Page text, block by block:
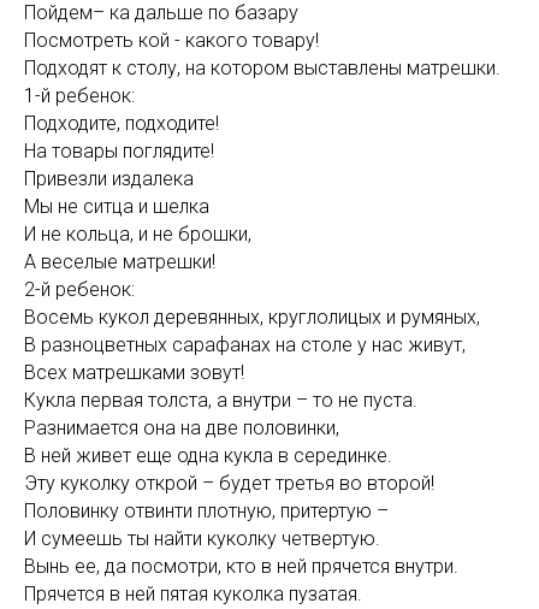
Пойдем– ка дальше по базару
Посмотреть кой - какого товару!
Подходят к столу, на котором выставлены матрешки.
1-й ребенок:
Подходите, подходите!
На товары поглядите!
Привезли издалека
Мы не ситца и шелка
И не кольца, и не брошки,
А веселые матрешки!
2-й ребенок:
Восемь кукол деревянных, круглолицых и румяных,
В разноцветных сарафанах на столе у нас живут,
Всех матрешками зовут!
Кукла первая толста, а внутри – то не пуста.
Разнимается она на две половинки,
В ней живет еще одна кукла в серединке.
Эту куколку открой – будет третья во второй!
Половинку отвинти плотную, притертую –
И сумеешь ты найти куколку четвертую.
Вынь ее, да посмотри, кто в ней прячется внутри.
Прячется в ней пятая куколка пузатая.